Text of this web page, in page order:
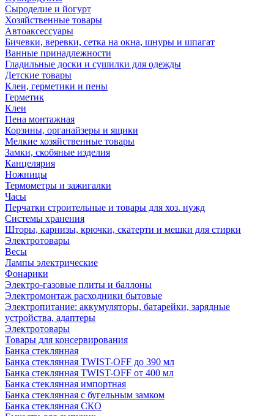
Сыроделие и йогурт
Хозяйственные товары
Автоаксессуары
Бичевки, веревки, сетка на окна, шнуры и шпагат
Ванные принадлежности
Гладильные доски и сушилки для одежды
Детские товары
Клеи, герметики и пены
Герметик
Клеи
Пена монтажная
Корзины, органайзеры и ящики
Мелкие хозяйственные товары
Замки, скобяные изделия
Канцелярия
Ножницы
Термометры и зажигалки
Часы
Перчатки строительные и товары для хоз. нужд
Системы хранения
Шторы, карнизы, крючки, скатерти и мешки для стирки
Электротовары
Весы
Лампы электрические
Фонарики
Электро-газовые плиты и баллоны
Электромонтаж расходники бытовые
Электропитание: аккумуляторы, батарейки, зарядные
устройства, адаптеры
Электротовары
Товары для консервирования
Банка стеклянная
Банка стеклянная TWIST-OFF до 390 мл
Банка стеклянная TWIST-OFF от 400 мл
Банка стеклянная импортная
Банка стеклянная с бугельным замком
Банка стеклянная СКО